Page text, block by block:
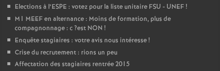
Elections à l’ESPE : votez pour la liste unitaire FSU - UNEF!
M1 MEEFen alternance : Moins de formation, plus de
compagnonnage : c?est NON !
Enquête stagiaires : votre avis nous intéresse!
Crise du recrutement : rions un peu
Affectation des stagiaires rentrée 2015